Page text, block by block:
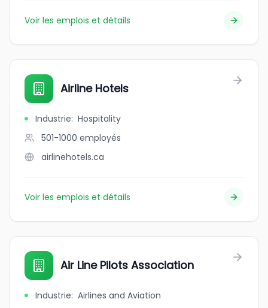
Voir les emplois et détails
Airline Hotels
Industrie: Hospitality
501-1000 employés
airlinehotels.ca
Voir les emplois et détails
Air Line Pilots Association
Industrie: Airlines and Aviation